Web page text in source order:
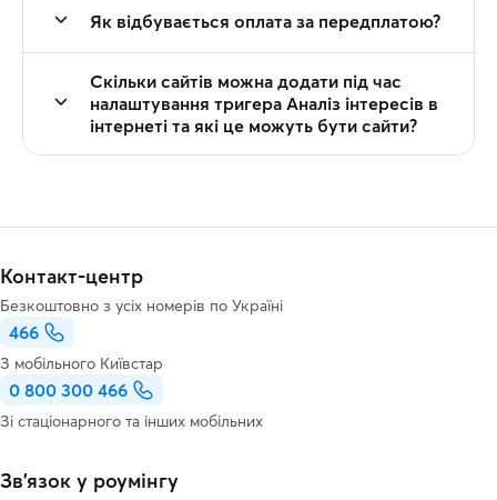
Як відбувається оплата за передплатою?
Скільки сайтів можна додати під час
налаштування тригера Аналіз інтересів в
інтернеті та які це можуть бути сайти?
Контакт-центр
Безкоштовно з усіх номерів по Україні
466
З мобільного Київстар
0 800 300 466
Зі стаціонарного та інших мобільних
Зв’язок у роумінгу